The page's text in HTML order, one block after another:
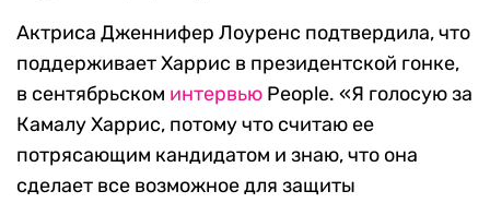
Актриса Дженнифер Лоуренс подтвердила, что
поддерживает Харрис в президентской гонке,
в сентябрьском интервью People. «Я голосую за
Камалу Харрис, потому что считаю ее
потрясающим кандидатом и знаю, что она
сделает все возможное для защиты